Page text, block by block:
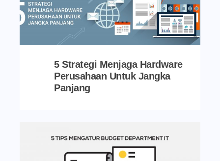
5 Strategi Menjaga Hardware
Perusahaan Untuk Jangka
Panjang